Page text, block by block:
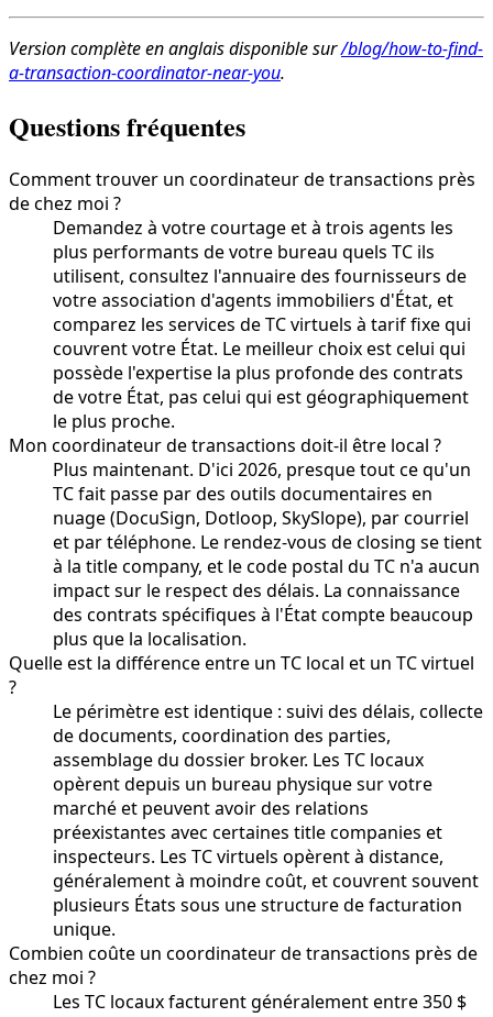
Version complète en anglais disponible sur/blog/how-to-find-
a-transaction-coordinator-near-you.
Questions fréquentes
Comment trouver un coordinateur de transactions près
de chez moi ?
Demandez à votre courtage et à trois agents les
plus performants de votre bureau quels TC ils
utilisent, consultez l'annuaire des fournisseurs de
votre association d'agents immobiliers d'État, et
comparez les services de TC virtuels à tarif fixe qui
couvrent votre État. Le meilleur choix est celui qui
possède l'expertise la plus profonde des contrats
de votre État, pas celui qui est géographiquement
le plus proche.
Mon coordinateur de transactions doit-il être local ?
Plus maintenant. D'ici 2026, presque tout ce qu'un
TC fait passe par des outils documentaires en
nuage (DocuSign, Dotloop, SkySlope), par courriel
et par téléphone. Le rendez-vous de closing se tient
à la title company, et le code postal du TC n'a aucun
impact sur le respect des délais. La connaissance
des contrats spécifiques à l'État compte beaucoup
plus que la localisation.
Quelle est la différence entre un TC local et un TC virtuel
?
Le périmètre est identique : suivi des délais, collecte
de documents, coordination des parties,
assemblage du dossier broker. Les TC locaux
opèrent depuis un bureau physique sur votre
marché et peuvent avoir des relations
préexistantes avec certaines title companies et
inspecteurs. Les TC virtuels opèrent à distance,
généralement à moindre coût, et couvrent souvent
plusieurs États sous une structure de facturation
unique.
Combien coûte un coordinateur de transactions près de
chez moi ?
Les TC locaux facturent généralement entre 350 $